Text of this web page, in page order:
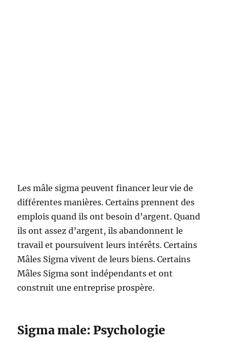
Les mâle sigma peuvent financer leur vie de
différentes manières. Certains prennent des
emplois quand ils ont besoin d’argent. Quand
ils ont assez d’argent, ils abandonnent le
travail et poursuivent leurs intérêts. Certains
Mâles Sigma vivent de leurs biens. Certains
Mâles Sigma sont indépendants et ont
construit une entreprise prospère.
Sigma male: Psychologie